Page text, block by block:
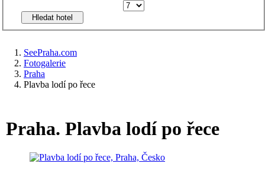
Hledat hotel
SeePraha.com
Fotogalerie
Praha
Plavba lodí po řece
Praha. Plavba lodí po řece